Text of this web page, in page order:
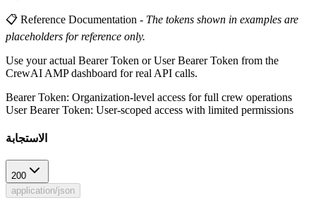
📋 Reference Documentation - The tokens shown in examples are
placeholders for reference only.
Use your actual Bearer Token or User Bearer Token from the
CrewAI AMP dashboard for real API calls.
Bearer Token: Organization-level access for full crew operations
User Bearer Token: User-scoped access with limited permissions
الاستجابة
200
application/json